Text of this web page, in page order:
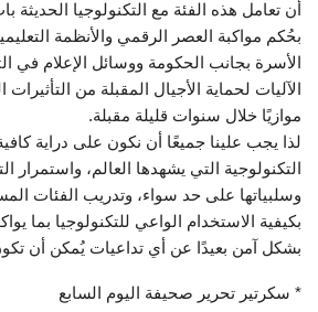
أن تعامل هذه الفئة مع التكنولوجيا
بحُكم مواكبة العصر الرقمي والأنظمة
الأسرة بجانب الحكومة ووسائل الإعلام في
الآليات لحماية الأجيال المقبلة من
موازيًا خلال سنوات قليلة مقبلة.
لذا يجب علينا جميعًا أن نكون على دراية
التكنولوجية التي يشهدها العالم، واستمرار
وسلبياتها على حد سواء، وتدريب الفئات
بكيفية الاستخدام الواعي للتكنولوجيا بما
بشكل آمن بعيدًا عن أي تداعيات يُمكن أن
* سكرتير تحرير صحيفة اليوم السابع